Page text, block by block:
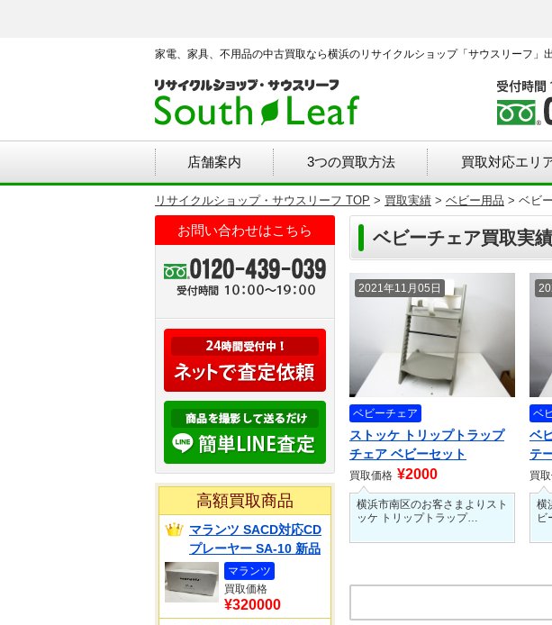
家電、家具、不用品の中古買取なら横浜のリサイクルショップ「サウスリーフ」
店舗案内 3つの買取方法 買取対応エリ
リサイクルショップ・サウスリーフ TOP > 買取実績 > ベビー用品 > ベビ
ベビーチェア買取実績
2021年11月05日
ベビーチェア
ストッケ トリップトラップ
チェア ベビーセット
買取価格 ¥2000
横浜市南区のお客さまよりスト
ッケ トリップトラップ…
ベ
ベ
テ
買
横
ビ
お問い合わせはこちら
高額買取商品
マランツ SACD対応CD
プレーヤー SA-10 新品
マランツ
買取価格
¥320000